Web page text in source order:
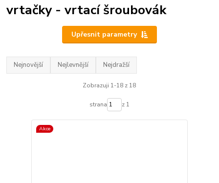
vrtačky - vrtací šroubovák
Upřesnit parametry
Nejnovější Nejlevnější Nejdražší
Zobrazuji 1-18 z 18
strana z 1
Akce